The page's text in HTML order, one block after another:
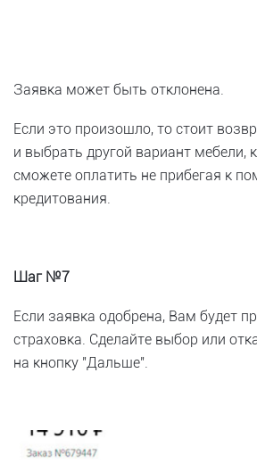
Заявка может быть отклонена.
Если это произошло, то стоит
и выбрать другой вариант мебели,
сможете оплатить не прибегая к
кредитования.
Шаг №7
Если заявка одобрена, Вам будет
страховка. Сделайте выбор или
на кнопку "Дальше".